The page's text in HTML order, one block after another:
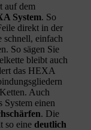
auf dem
System. So
direkt in der
schnell, einfach
So sägen Sie
bleibt auch
das HEXA
Auch
System einen
. Die
so eine deutlich